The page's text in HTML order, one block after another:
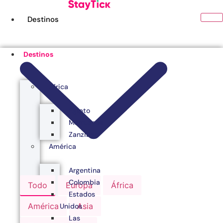
Destinos
Todo Europa África
América Asia
Destinos
África
Egipto
Marruecos
Zanzibar
América
Argentina
Colombia
Estados
Unidos
Las